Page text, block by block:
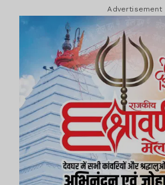
Advertisement